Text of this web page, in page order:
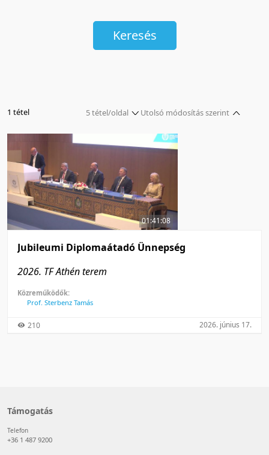
Keresés
Utolsó módosítás szerint
Relevancia szerint
Kezdés/felvétel dátuma szerint
Feltöltés dátuma szerint
Feltöltés dátuma szerint
Utolsó módosítás szerint
Utolsó módosítás szerint
1 tétel
5 tétel/oldal
10 tétel/oldal
20 tétel/oldal
50 tétel/oldal
100 tétel/oldal
01:41:08
Jubileumi Diplomaátadó Ünnepség
2026. TF Athén terem
Közreműködők:
Prof. Sterbenz Tamás
210 2026. június 17.
Támogatás
Telefon
+36 1 487 9200